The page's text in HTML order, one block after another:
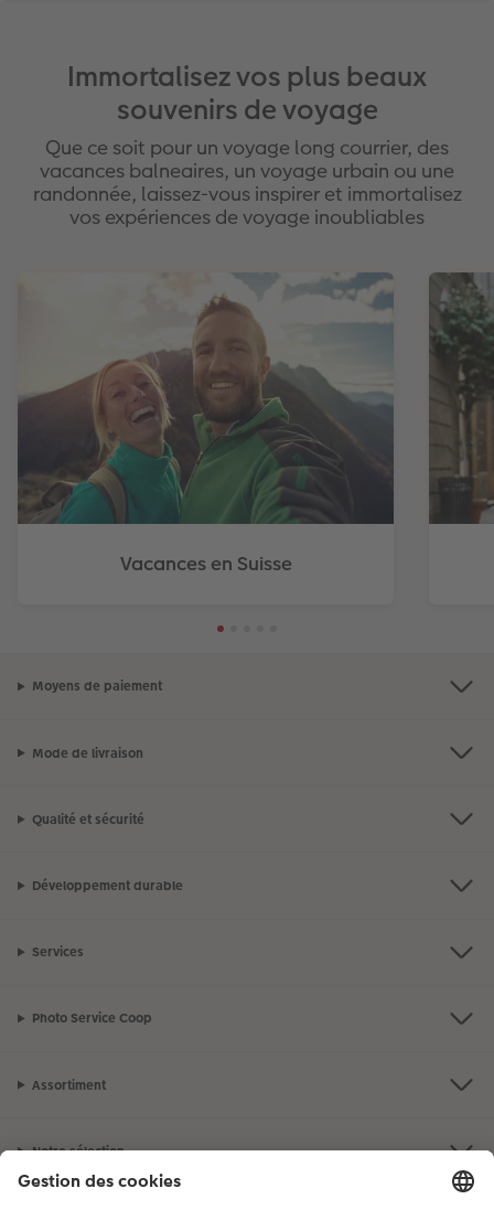
Immortalisez vos plus beaux
souvenirs de voyage
Que ce soit pour un voyage long courrier, des
vacances balneaires, un voyage urbain ou une
randonnée, laissez-vous inspirer et immortalisez
vos expériences de voyage inoubliables
Vacances en Suisse
Moyens de paiement
Mode de livraison
Qualité et sécurité
Développement durable
Services
Photo Service Coop
Assortiment
Notre sélection